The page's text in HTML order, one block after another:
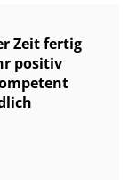
Zeit fertig
positiv